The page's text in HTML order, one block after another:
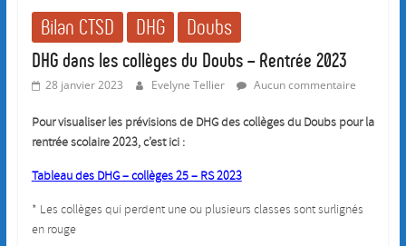
Bilan CTSD DHG Doubs
DHG dans les collèges du Doubs – Rentrée 2023
28 janvier 2023 Evelyne Tellier Aucun commentaire
Pour visualiser les prévisions de DHG des collèges du Doubs pour la
rentrée scolaire 2023, c’est ici :
Tableau des DHG – collèges 25 – RS 2023
* Les collèges qui perdent une ou plusieurs classes sont surlignés
en rouge